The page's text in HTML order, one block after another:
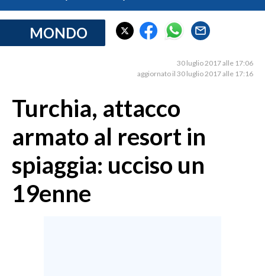
CRONACA SARDEGNA
MEDIO CAMPIDANO
ORISTANO E PROVINCIA
SASSARI E PROVINCIA
GALLURA
NUORO E PROVINCIA
OGLIASTRA
MONDO
30 luglio 2017 alle 17:06
aggiornato il 30 luglio 2017 alle 17:16
Turchia, attacco
armato al resort in
spiaggia: ucciso un
19enne